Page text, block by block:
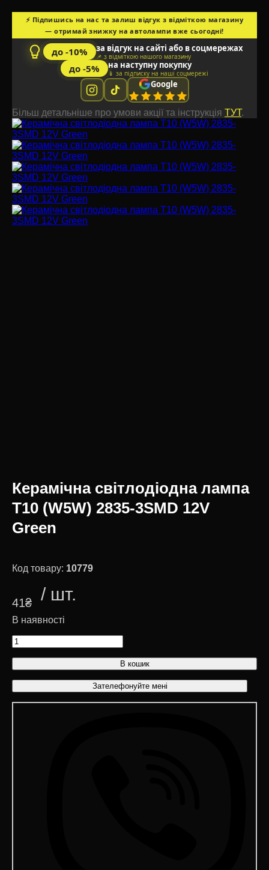
⚡ Підпишись на нас та залиш відгук з відміткою магазину
— отримай знижку на автолампи вже сьогодні!
до -10% за відгук на сайті або в соцмережах
📌 з відміткою нашого магазину
до -5% на наступну покупку
📱 за підписку на наші соцмережі
Google
Більш детальніше про умови акції та інструкція ТУТ.
Керамічна світлодіодна лампа
T10 (W5W) 2835-3SMD 12V
Green
10779
41₴
В кошик
Зателефонуйте мені